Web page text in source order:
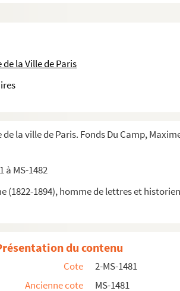
la Ville de Paris
la ville de Paris. Fonds Du Camp,
à MS-1482
(1822-1894), homme de lettres et historien
sa vie dans la seconde moitié du XIX
vie dans la seconde moitié du XIX
du contenu
Cote
2-MS-1481
Ancienne cote
MS-1481